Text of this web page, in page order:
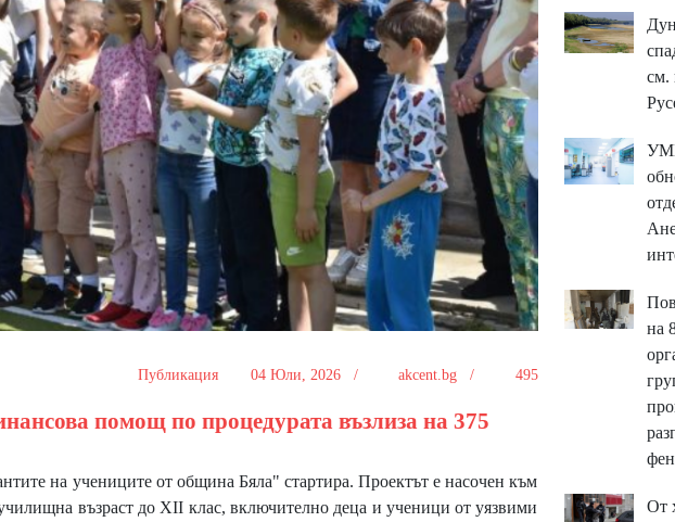
Публикация 04 Юли, 2026 / akcent.bg / 495
помощ по процедурата възлиза на 375
на учениците от община Бяла" стартира. Проектът е насочен към
възраст до XII клас, включително деца и ученици от уязвими
см.
на
От